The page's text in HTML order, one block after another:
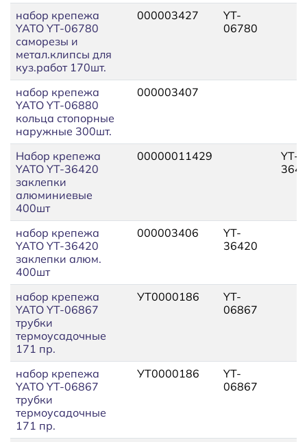
набор крепежа
YATO YT-06780
саморезы и
метал.клипсы для
куз.работ 170шт.
000003427
YT-
06780
набор крепежа
YATO YT-06880
кольца стопорные
наружные 300шт.
000003407
Набор крепежа
YATO YT-36420
заклепки
алюминиевые
400шт
00000011429
YT-
набор крепежа
YATO YT-36420
заклепки алюм.
400шт
000003406
YT-
36420
набор крепежа
YATO YT-06867
трубки
термоусадочные
171 пр.
УТ0000186
YT-
06867
набор крепежа
YATO YT-06867
трубки
термоусадочные
171 пр.
УТ0000186
YT-
06867